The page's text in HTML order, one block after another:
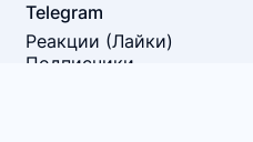
Telegram
Реакции (Лайки)
Подписчики